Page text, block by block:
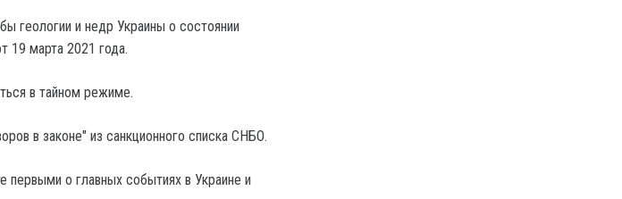
геологии и недр Украины о состоянии
19 марта 2021 года.
в тайном режиме.
в законе" из санкционного списка СНБО.
первыми о главных событиях в Украине и